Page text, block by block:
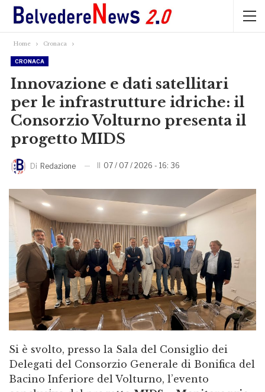
Home Cronaca
CRONACA
Innovazione e dati satellitari
per le infrastrutture idriche: il
Consorzio Volturno presenta il
progetto MIDS
Di Redazione 07 / 07 / 2026 - 16: 36
Si è svolto, presso la Sala del Consiglio dei
Delegati del Consorzio Generale di Bonifica del
Bacino Inferiore del Volturno, l’evento